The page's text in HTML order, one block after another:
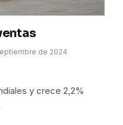
de 2024
y crece 2,2%